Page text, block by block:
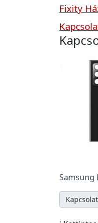
Fixity
Samsung
Kapcsolat